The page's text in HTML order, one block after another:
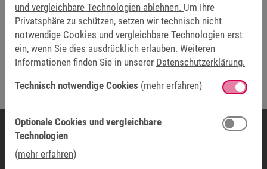
Abschicken
Friendly Captcha
Die mit * markierten Felder sind Pflichtfelder.
UNTERNEHMENSZENTRALE
und vergleichbare Technologien ablehnen. Um Ihre
Privatsphäre zu schützen, setzen wir technisch nicht
notwendige Cookies und vergleichbare Technologien erst
ein, wenn Sie dies ausdrücklich erlauben. Weiteren
Informationen finden Sie in unserer Datenschutzerklärung.
Technisch notwendige Cookies (mehr erfahren)
Optionale Cookies und vergleichbare
Technologien
(mehr erfahren)